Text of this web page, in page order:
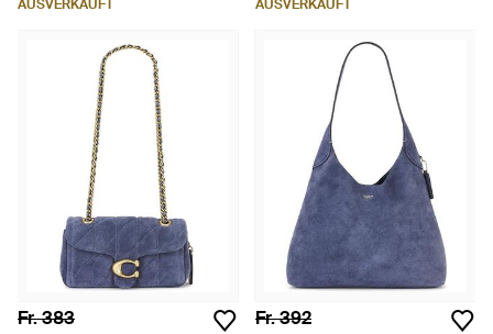
AUSVERKAUFT AUSVERKAUFT
Fr. 383 Fr. 392